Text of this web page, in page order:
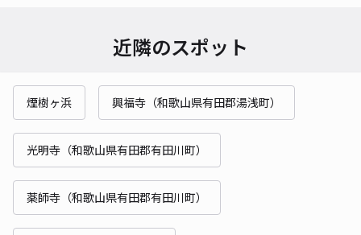
近隣のスポット
煙樹ヶ浜 興福寺（和歌山県有田郡湯浅町）
光明寺（和歌山県有田郡有田川町）
薬師寺（和歌山県有田郡有田川町）